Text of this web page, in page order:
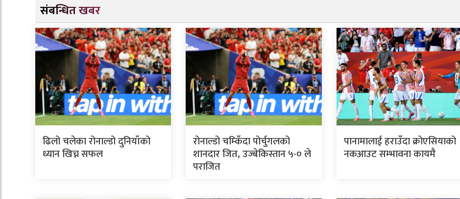
संबन्धित खबर
ढिलो चलेका रोनाल्डो दुनियाँको
ध्यान खिच्न सफल
रोनाल्डो चम्किँदा पोर्चुगलको
शानदार जित, उज्बेकिस्तान ५-० ले
पराजित
पानामालाई हराउँदा क्रोएसियाको
नकआउट सम्भावना कायमै